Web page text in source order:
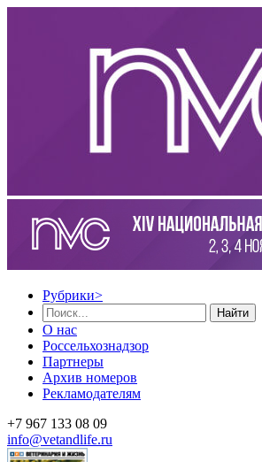
Рубрики>
Найти
О нас
Россельхознадзор
Партнеры
Архив номеров
Рекламодателям
+7 967 133 08 09
info@vetandlife.ru